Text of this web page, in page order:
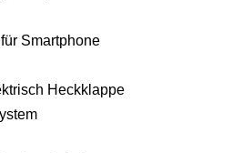
Smartphone
Heckklappe